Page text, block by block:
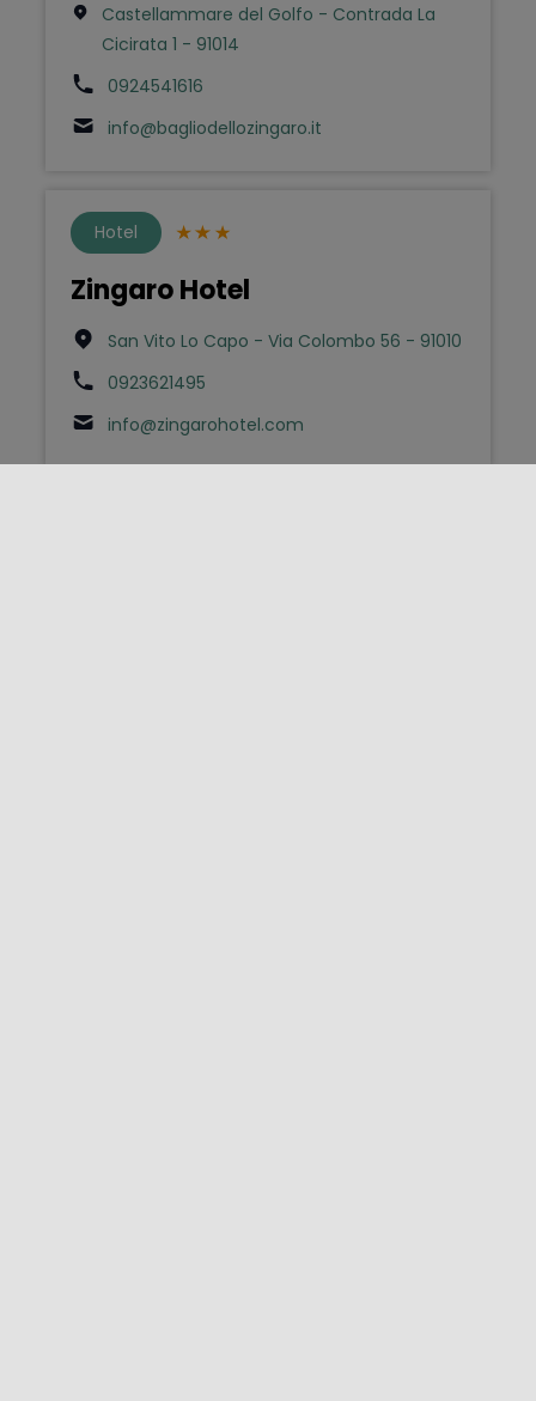
Castellammare del Golfo - Contrada La
Cicirata 1 - 91014
0924541616
info@bagliodellozingaro.it
Hotel
Zingaro Hotel
San Vito Lo Capo - Via Colombo 56 - 91010
0923621495
info@zingarohotel.com